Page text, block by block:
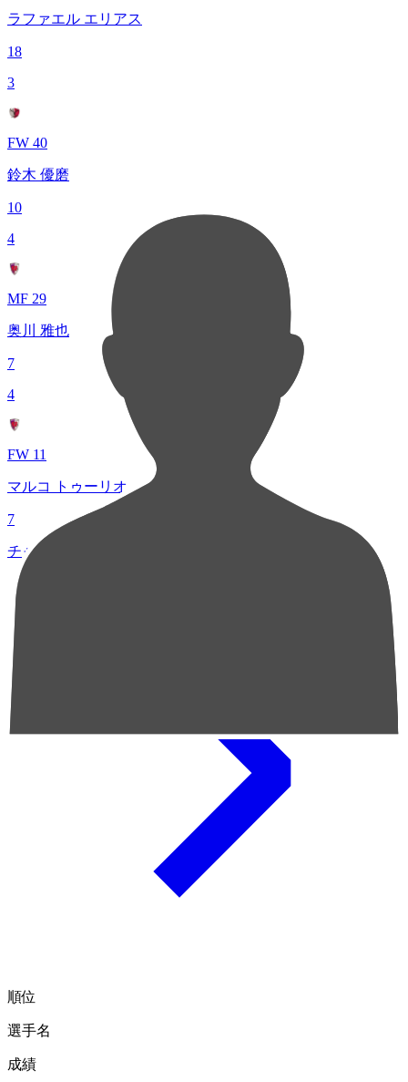
ラファエル エリアス
18
3
FW 40
鈴木 優磨
10
4
MF 29
奥川 雅也
7
4
FW 11
マルコ トゥーリオ
7
チャンスクリエイト総数
順位
選手名
成績